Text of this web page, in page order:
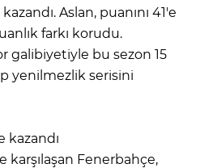
kazandı. Aslan, puanını 41'e
farkı korudu.
galibiyetiyle bu sezon 15
yenilmezlik serisini
kazandı
karşılaşan Fenerbahçe,